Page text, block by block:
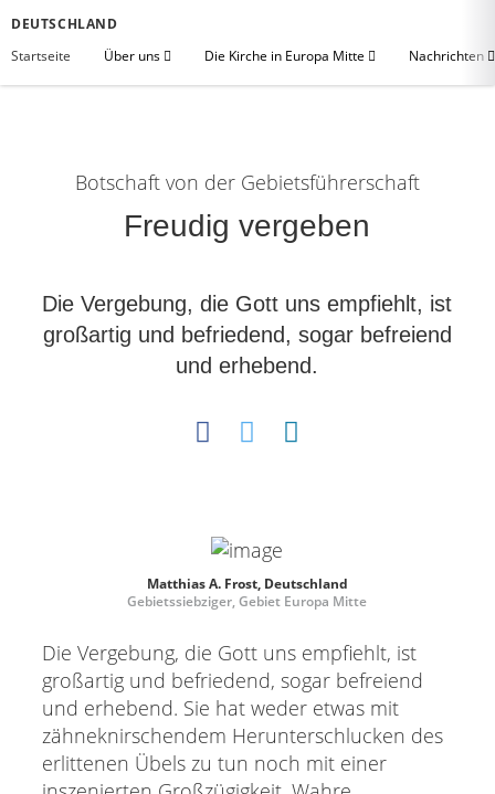
DEUTSCHLAND
Startseite
Über uns Die Kirche in Europa Mitte Nachrichten
Botschaft von der Gebietsführerschaft
Freudig vergeben
Die Vergebung, die Gott uns empfiehlt, ist
großartig und befriedend, sogar befreiend
und erhebend.
Matthias A. Frost, Deutschland
Gebietssiebziger, Gebiet Europa Mitte
Die Vergebung, die Gott uns empfiehlt, ist
großartig und befriedend, sogar befreiend
und erhebend. Sie hat weder etwas mit
zähneknirschendem Herunterschlucken des
erlittenen Übels zu tun noch mit einer